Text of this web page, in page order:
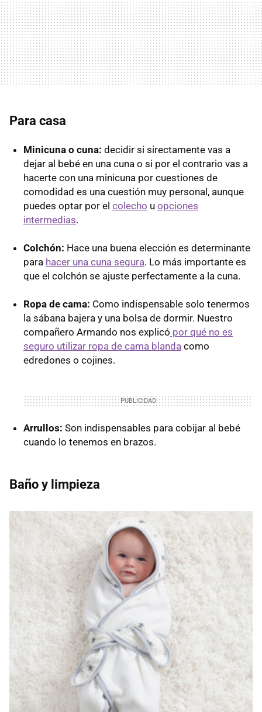
Para casa
Minicuna o cuna: decidir si sirectamente vas a
dejar al bebé en una cuna o si por el contrario vas a
hacerte con una minicuna por cuestiones de
comodidad es una cuestión muy personal, aunque
puedes optar por el colecho u opciones
intermedias.
Colchón: Hace una buena elección es determinante
para hacer una cuna segura. Lo más importante es
que el colchón se ajuste perfectamente a la cuna.
Ropa de cama: Como indispensable solo tenermos
la sábana bajera y una bolsa de dormir. Nuestro
compañero Armando nos explicó por qué no es
seguro utilizar ropa de cama blanda como
edredones o cojines.
Arrullos: Son indispensables para cobijar al bebé
cuando lo tenemos en brazos.
Baño y limpieza